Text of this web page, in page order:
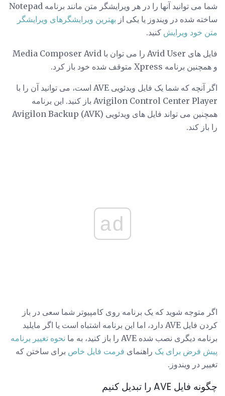
شما می توانید آنها را در هر ویرایشگر متن مانند برنامه Notepad
ساخته شده در ویندوز یا یکی از بهترین ویرایشگرهای ویرایشگر
متن خود ویرایش کنید.
فایل های Avid User را می توان با Media Composer Avid
و همچنین برنامه Xpress متوقف شده خود باز کرد.
اگر آنچه که شما یک فایل ویدئویی AVE است، می توانید آن را با
Avigilon Control Center Player باز کنید. این برنامه
همچنین می تواند فایل های ویدئویی Avigilon Backup (AVK)
را باز کند.
ad
اگر متوجه شوید که یک برنامه روی کامپیوتر شما سعی در باز
کردن فایل AVE دارد، اما این برنامه اشتباه است یا اگر مایلید
برنامه دیگری نصب شده AVE را باز کنید، به ما
نحوه تغییر برنامه
پیش فرض برای یک راهنمای فرمت فایل خاص برای ساختن که
تغییر در ویندوز.
چگونه فایل AVE را تبدیل کنیم